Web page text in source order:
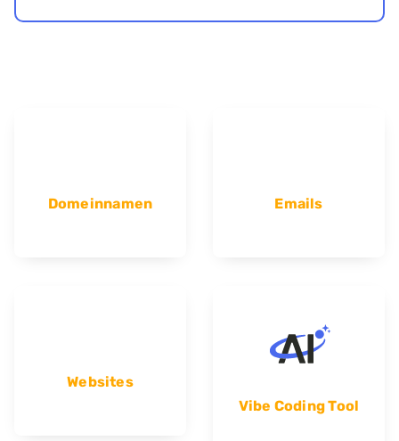
Domeinnamen Emails
Websites
Vibe Coding Tool